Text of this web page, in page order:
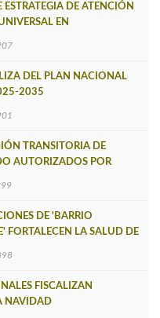
ESTRATEGIA DE ATENCIÓN
EN
DEL PLAN NACIONAL
2035
TRANSITORIA DE
AUTORIZADOS POR
DE 'BARRIO
FORTALECEN LA SALUD DE
FISCALIZAN
NAVIDAD